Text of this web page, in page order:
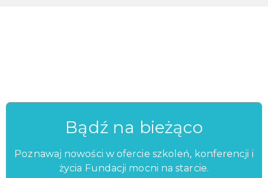
Bądź na bieżąco
Poznawaj nowości w ofercie szkoleń, konferencji i
życia Fundacji mocni na starcie.